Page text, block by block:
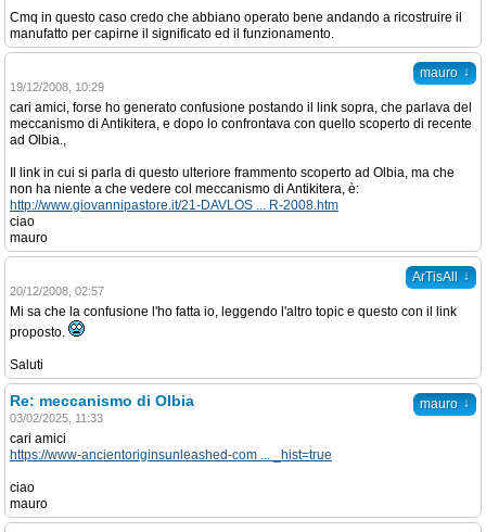
Cmq in questo caso credo che abbiano operato bene andando a ricostruire il
manufatto per capirne il significato ed il funzionamento.
mauro ↓
19/12/2008, 10:29
cari amici, forse ho generato confusione postando il link sopra, che parlava del
meccanismo di Antikitera, e dopo lo confrontava con quello scoperto di recente
ad Olbia.,
Il link in cui si parla di questo ulteriore frammento scoperto ad Olbia, ma che
non ha niente a che vedere col meccanismo di Antikitera, è:
http://www.giovannipastore.it/21-DAVLOS ... R-2008.htm
ciao
mauro
ArTisAll ↓
20/12/2008, 02:57
Mi sa che la confusione l'ho fatta io, leggendo l'altro topic e questo con il link
proposto.
Saluti
mauro ↓
Re: meccanismo di Olbia
03/02/2025, 11:33
cari amici
https://www-ancientoriginsunleashed-com ... _hist=true
ciao
mauro